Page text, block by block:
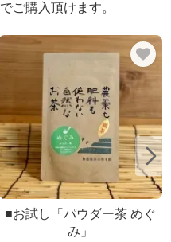
でご購入頂けます。
■お試し「パウダー茶 めぐ
み」